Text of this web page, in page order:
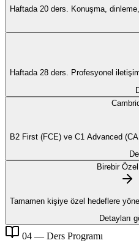
Haftada 20 ders. Konuşma,
Haftada 28 ders. Profesyonel
B2 First (FCE) ve C1 Advanced
Birebir
Tamamen kişiye özel hedeflere
Detayları
04 — Ders Programı